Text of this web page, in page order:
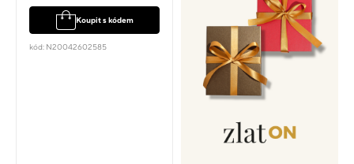
Koupit s kódem
kód: N20042602585